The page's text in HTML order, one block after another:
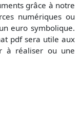
grâce à notre
numériques ou
euro symbolique.
pdf sera utile aux
à réaliser ou une